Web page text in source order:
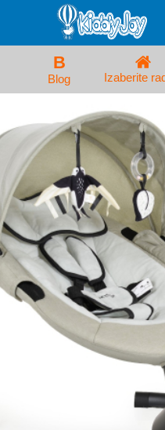
Prijava/
i dečija kolica
za decu i bebe
i ležaljke
i adapteri
i cucle
i tricikli
vrećice i baldahini
i decu
B
Blog Izaberite